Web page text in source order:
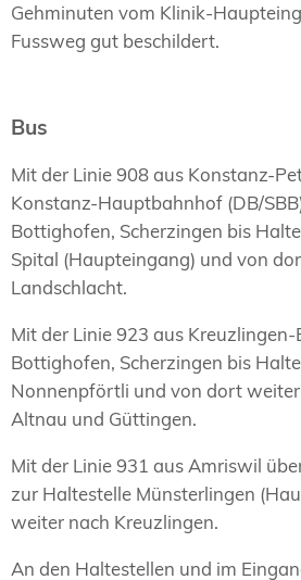
Gehminuten vom Klinik-
Fussweg gut beschildert.
Bus
Mit der Linie 908 aus Konstanz-
Konstanz-Hauptbahnhof (DB/
Bottighofen, Scherzingen bis
Spital (Haupteingang) und von
Landschlacht.
Mit der Linie 923 aus
Bottighofen, Scherzingen bis
Nonnenpförtli und von dort
Altnau und Güttingen.
Mit der Linie 931 aus Amriswil
zur Haltestelle Münsterlingen
weiter nach Kreuzlingen.
An den Haltestellen und im